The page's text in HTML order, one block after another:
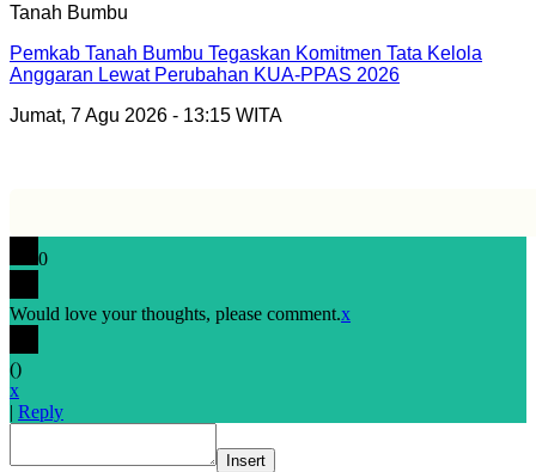
Tanah Bumbu
Pemkab Tanah Bumbu Tegaskan Komitmen Tata Kelola
Anggaran Lewat Perubahan KUA-PPAS 2026
Jumat, 7 Agu 2026 - 13:15 WITA
0
Would love your thoughts, please comment.x
()
x
| Reply
Insert